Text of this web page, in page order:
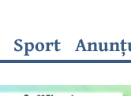
Sport